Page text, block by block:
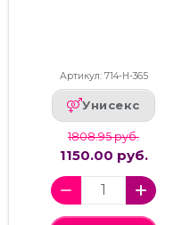
Артикул: 714-Н-365
Унисекс
1808.95 руб.
1150.00 руб.